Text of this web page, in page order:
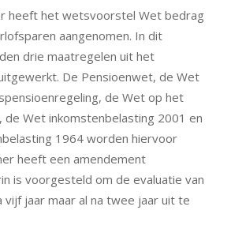
heeft het wetsvoorstel Wet bedrag
aangenomen. In dit
drie maatregelen uit het
De Pensioenwet, de Wet
de Wet op het
de Wet inkomstenbelasting 2001 en
1964 worden hiervoor
heeft een amendement
is voorgesteld om de evaluatie van
jaar maar al na twee jaar uit te